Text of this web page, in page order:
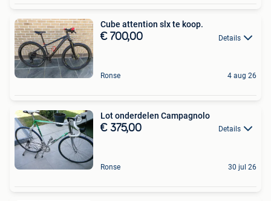
Cube attention slx te koop.
€ 700,00 Details
Ronse 4 aug 26
Lot onderdelen Campagnolo
€ 375,00 Details
Ronse 30 jul 26